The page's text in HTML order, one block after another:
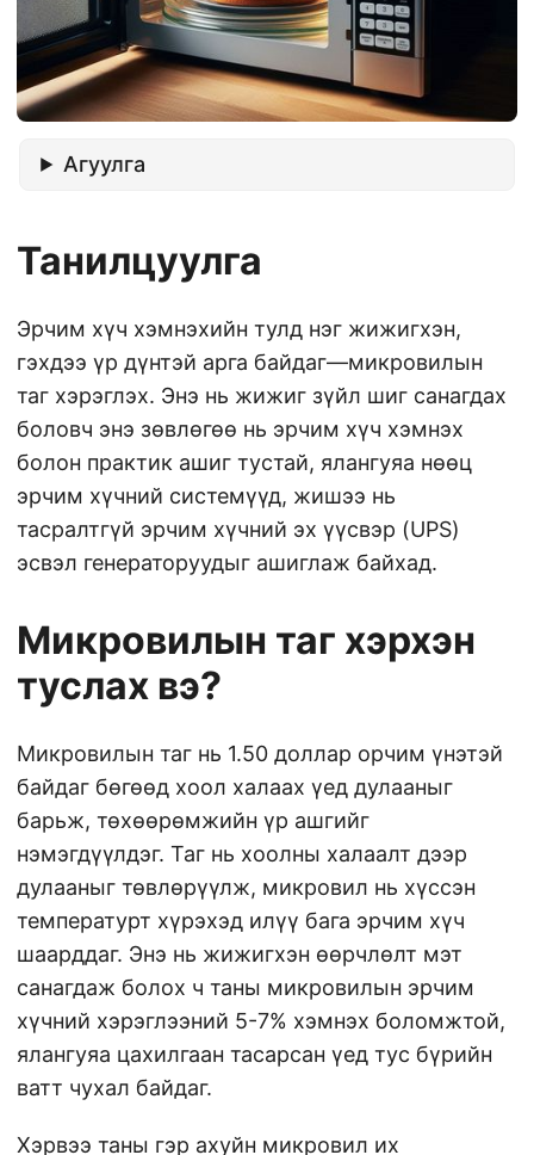
Агуулга
Танилцуулга
Эрчим хүч хэмнэхийн тулд нэг жижигхэн,
гэхдээ үр дүнтэй арга байдаг—микровилын
таг хэрэглэх. Энэ нь жижиг зүйл шиг санагдах
боловч энэ зөвлөгөө нь эрчим хүч хэмнэх
болон практик ашиг тустай, ялангуяа нөөц
эрчим хүчний системүүд, жишээ нь
тасралтгүй эрчим хүчний эх үүсвэр (UPS)
эсвэл генераторуудыг ашиглаж байхад.
Микровилын таг хэрхэн
туслах вэ?
Микровилын таг нь 1.50 доллар орчим үнэтэй
байдаг бөгөөд хоол халаах үед дулааныг
барьж, төхөөрөмжийн үр ашгийг
нэмэгдүүлдэг. Таг нь хоолны халаалт дээр
дулааныг төвлөрүүлж, микровил нь хүссэн
температурт хүрэхэд илүү бага эрчим хүч
шаарддаг. Энэ нь жижигхэн өөрчлөлт мэт
санагдаж болох ч таны микровилын эрчим
хүчний хэрэглээний 5-7% хэмнэх боломжтой,
ялангуяа цахилгаан тасарсан үед тус бүрийн
ватт чухал байдаг.
Хэрвээ таны гэр ахуйн микровил их